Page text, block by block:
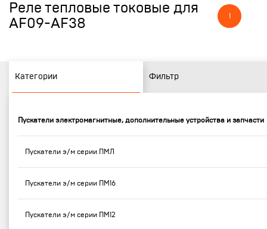
Реле тепловые токовые для
AF09-AF38
1
Категории Фильтр
Пускатели электромагнитные, дополнительные устройства и запчасти
Пускатели э/м серии ПМЛ
Пускатели э/м серии ПМ16
Пускатели э/м серии ПМ12